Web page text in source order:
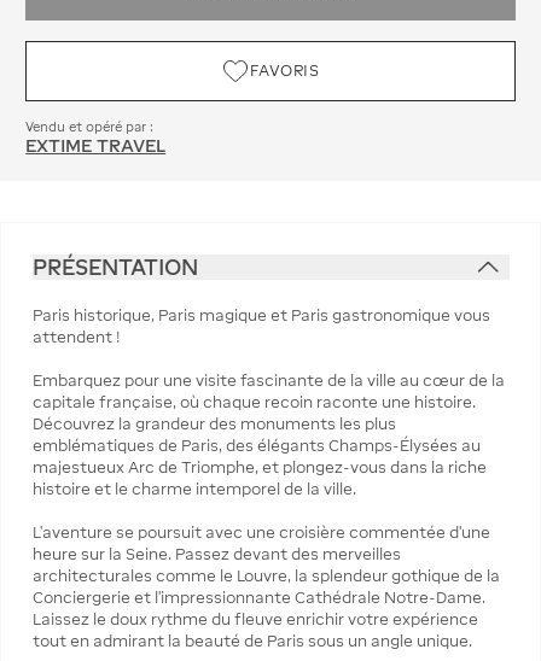
FAVORIS
Vendu et opéré par :
EXTIME TRAVEL
PRÉSENTATION
Paris historique, Paris magique et Paris gastronomique vous
attendent !
Embarquez pour une visite fascinante de la ville au cœur de la
capitale française, où chaque recoin raconte une histoire.
Découvrez la grandeur des monuments les plus
emblématiques de Paris, des élégants Champs-Élysées au
majestueux Arc de Triomphe, et plongez-vous dans la riche
histoire et le charme intemporel de la ville.
L'aventure se poursuit avec une croisière commentée d'une
heure sur la Seine. Passez devant des merveilles
architecturales comme le Louvre, la splendeur gothique de la
Conciergerie et l'impressionnante Cathédrale Notre-Dame.
Laissez le doux rythme du fleuve enrichir votre expérience
tout en admirant la beauté de Paris sous un angle unique.